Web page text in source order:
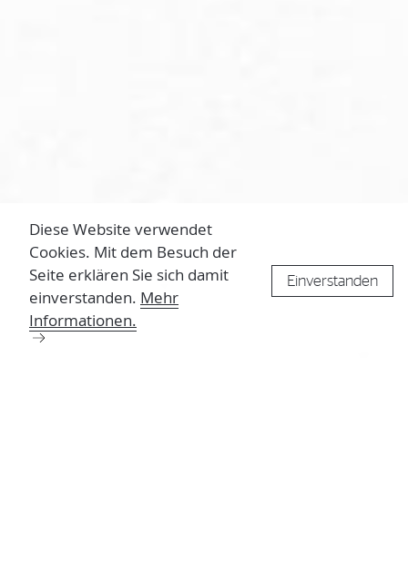
Diese Website verwendet
Cookies. Mit dem Besuch der
Seite erklären Sie sich damit
einverstanden. Mehr
Informationen.
Einverstanden